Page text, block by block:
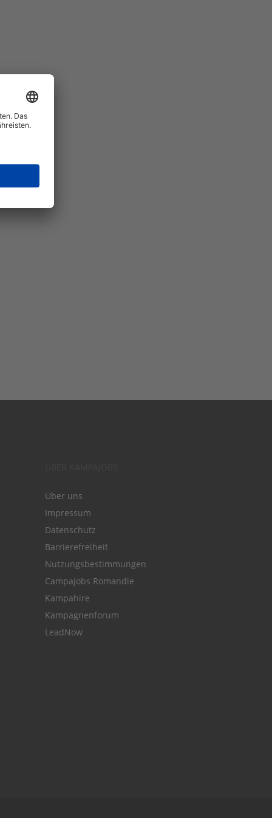
Über uns
Impressum
Datenschutz
Barrierefreiheit
Nutzungsbestimmungen
Campajobs Romandie
Kampahire
Kampagnenforum
LeadNow